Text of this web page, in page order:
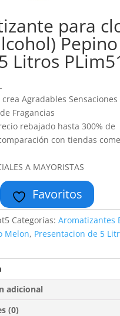
para
Pepino
Litros
Agradables Sensaciones
Fragancias
rebajado hasta 300% de
con tiendas
A MAYORISTAS
Favoritos
Categorías: Aromatizantes
Melon, Presentacion de 5
adicional
(0)